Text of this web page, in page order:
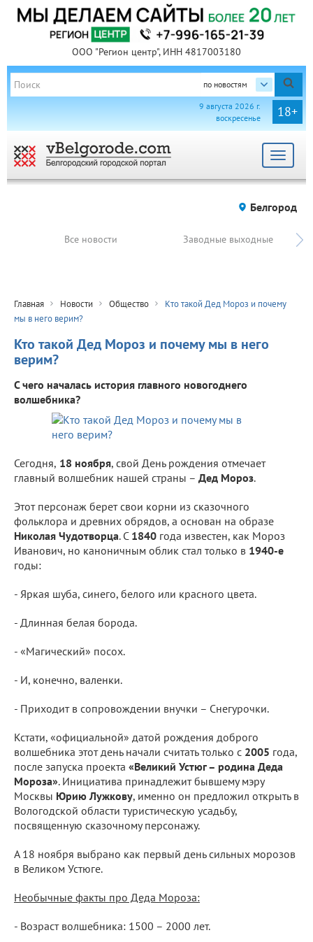
ООО "Регион центр", ИНН 4817003180
по новостям
18+
9 августа 2026 г.
воскресенье
Toggle
Белгород
Все новости Заводные выходные
Главная Новости Общество
Кто такой Дед Мороз и почему
мы в него верим?
Кто такой Дед Мороз и почему мы в него
верим?
С чего началась история главного новогоднего
волшебника?
Сегодня, 18 ноября, свой День рождения отмечает
главный волшебник нашей страны – Дед Мороз.
Этот персонаж берет свои корни из сказочного
фольклора и древних обрядов, а основан на образе
Николая Чудотворца. С 1840 года известен, как Мороз
Иванович, но каноничным облик стал только в 1940-е
годы:
- Яркая шуба, синего, белого или красного цвета.
- Длинная белая борода.
- «Магический» посох.
- И, конечно, валенки.
- Приходит в сопровождении внучки – Снегурочки.
Кстати, «официальной» датой рождения доброго
волшебника этот день начали считать только с 2005 года,
после запуска проекта «Великий Устюг – родина Деда
Мороза». Инициатива принадлежит бывшему мэру
Москвы Юрию Лужкову, именно он предложил открыть в
Вологодской области туристическую усадьбу,
посвященную сказочному персонажу.
А 18 ноября выбрано как первый день сильных морозов
в Великом Устюге.
Необычные факты про Деда Мороза:
- Возраст волшебника: 1500 – 2000 лет.